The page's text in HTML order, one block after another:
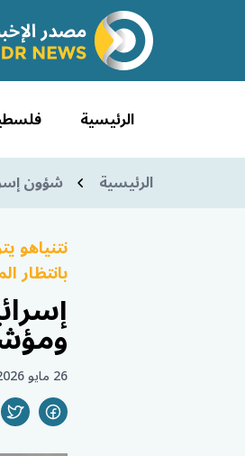
الرئيسية
الرئيسية شؤون
نتنياهو
بانتظار
26 مايو 2026 12:00 ص